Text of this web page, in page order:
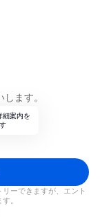
ます。
細案内を
ーできますが、エント
。